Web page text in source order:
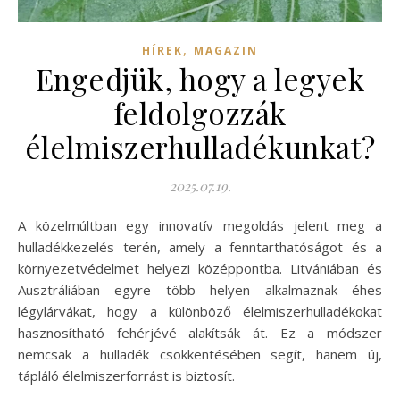
HÍREK, MAGAZIN
Engedjük, hogy a legyek
feldolgozzák
élelmiszerhulladékunkat?
2025.07.19.
A közelmúltban egy innovatív megoldás jelent meg a
hulladékkezelés terén, amely a fenntarthatóságot és a
környezetvédelmet helyezi középpontba. Litvániában és
Ausztráliában egyre több helyen alkalmaznak éhes
légylárvákat, hogy a különböző élelmiszerhulladékokat
hasznosítható fehérjévé alakítsák át. Ez a módszer
nemcsak a hulladék csökkentésében segít, hanem új,
tápláló élelmiszerforrást is biztosít.